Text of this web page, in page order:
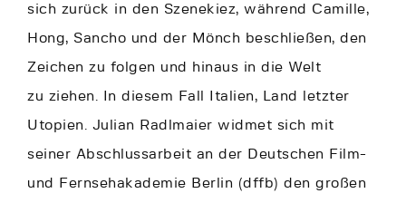
sich zurück in den Szenekiez, während Camille,
Hong, Sancho und der Mönch beschließen, den
Zeichen zu folgen und hinaus in die Welt
zu ziehen. In diesem Fall Italien, Land letzter
Utopien. Julian Radlmaier widmet sich mit
seiner Abschlussarbeit an der Deutschen Film-
und Fernsehakademie Berlin (dffb) den großen